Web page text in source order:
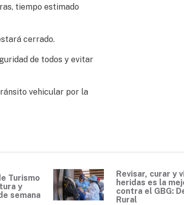
tiempo estimado
cerrado.
de todos y evitar
vehicular por la
Turismo
y
semana
Revisar, curar y
heridas es la
contra el GBG:
Rural